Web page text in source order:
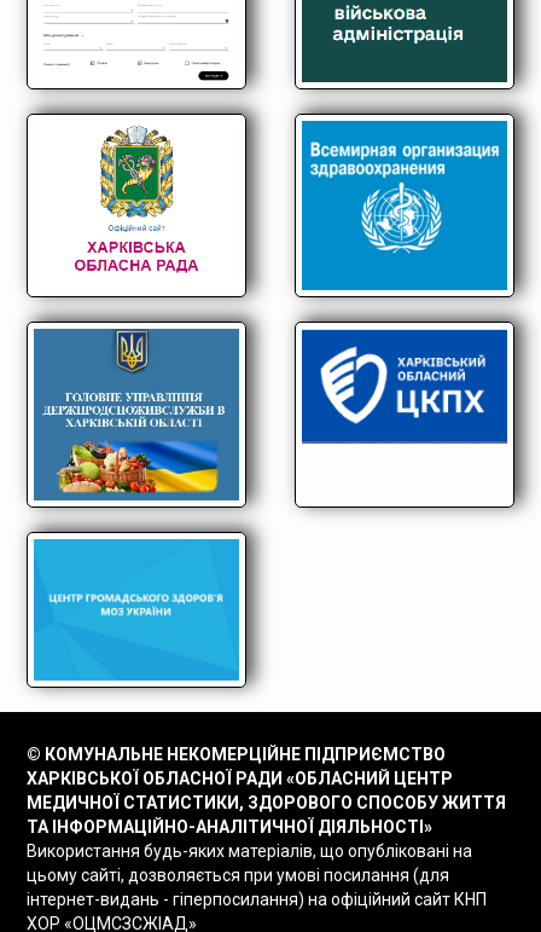
© КОМУНАЛЬНЕ НЕКОМЕРЦІЙНЕ ПІДПРИЄМСТВО
ХАРКІВСЬКОЇ ОБЛАСНОЇ РАДИ «ОБЛАСНИЙ ЦЕНТР
МЕДИЧНОЇ СТАТИСТИКИ, ЗДОРОВОГО СПОСОБУ ЖИТТЯ
ТА ІНФОРМАЦІЙНО-АНАЛІТИЧНОЇ ДІЯЛЬНОСТІ»
Використання будь-яких матеріалів, що опубліковані на
цьому сайті, дозволяється при умові посилання (для
інтернет-видань - гіперпосилання) на офіційний сайт КНП
ХОР «ОЦМСЗСЖІАД»